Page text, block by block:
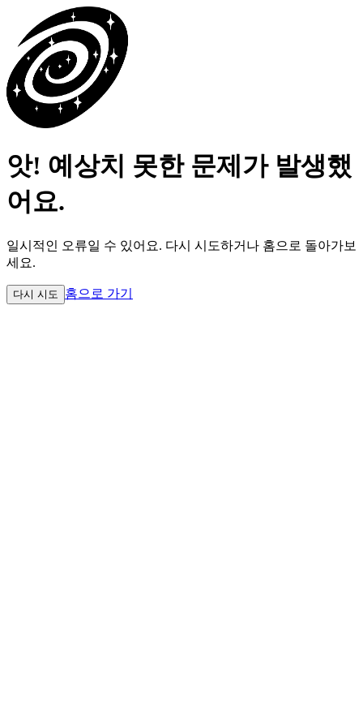
앗! 예상치 못한 문제가 발생했
어요.
일시적인 오류일 수 있어요. 다시 시도하거나 홈으로 돌아가보
세요.
다시 시도 홈으로 가기